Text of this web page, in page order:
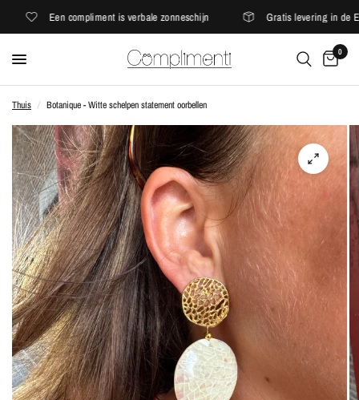
Een compliment is verbale zonneschijn Gratis levering in de EU
0
Thuis / Botanique - Witte schelpen statement oorbellen